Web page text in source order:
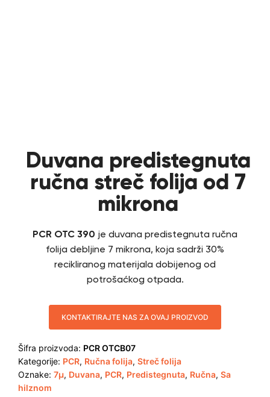
Duvana predistegnuta
ručna streč folija od 7
mikrona
PCR OTC 390 je duvana predistegnuta ručna
folija debljine 7 mikrona, koja sadrži 30%
recikliranog materijala dobijenog od
potrošaćkog otpada.
KONTAKTIRAJTE NAS ZA OVAJ PROIZVOD
Šifra proizvoda: PCR OTCB07
Kategorije: PCR, Ručna folija, Streč folija
Oznake: 7µ, Duvana, PCR, Predistegnuta, Ručna, Sa
hilznom